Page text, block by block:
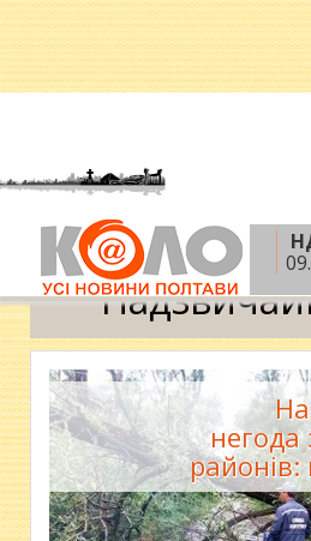
Головна » Новини »
негода
районів: